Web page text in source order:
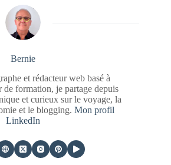
Bernie
et rédacteur web basé à
de formation, je partage depuis
et curieux sur le voyage, la
et le blogging. Mon profil
LinkedIn